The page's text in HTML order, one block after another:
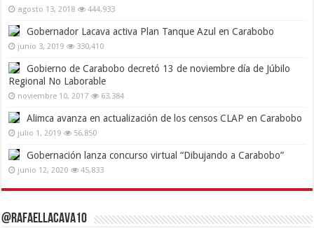
agosto 13, 2018 444,933
Gobernador Lacava activa Plan Tanque Azul en Carabobo
junio 3, 2019 330,410
Gobierno de Carabobo decretó 13 de noviembre día de Júbilo
Regional No Laborable
noviembre 10, 2017 63,384
Alimca avanza en actualización de los censos CLAP en Carabobo
julio 1, 2019 56,850
Gobernación lanza concurso virtual “Dibujando a Carabobo”
junio 12, 2020 45,833
@RafaelLacava10